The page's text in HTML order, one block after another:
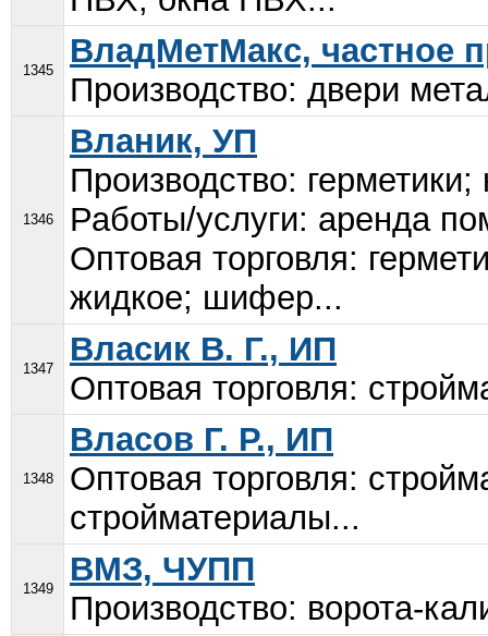
1345
ВладМетМакс, частное
Производство: двери
1346
Вланик, УП
Производство:
Работы/услуги: аренда
Оптовая торговля:
жидкое; шифер...
1347
Власик В. Г., ИП
Оптовая торговля:
1348
Власов Г. Р., ИП
Оптовая торговля:
стройматериалы...
1349
ВМЗ, ЧУПП
Производство: ворота-